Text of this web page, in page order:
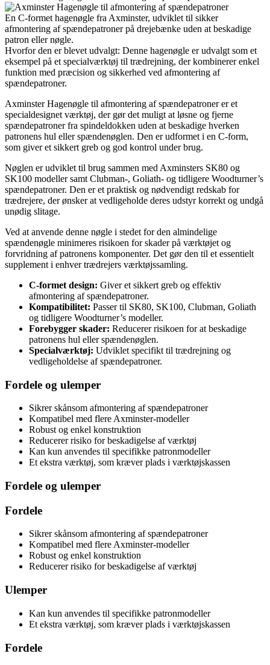
En C-formet hagenøgle fra Axminster, udviklet til sikker
afmontering af spændepatroner på drejebænke uden at beskadige
patron eller nøgle.
Hvorfor den er blevet udvalgt: Denne hagenøgle er udvalgt som et
eksempel på et specialværktøj til trædrejning, der kombinerer enkel
funktion med præcision og sikkerhed ved afmontering af
spændepatroner.
Axminster Hagenøgle til afmontering af spændepatroner er et
specialdesignet værktøj, der gør det muligt at løsne og fjerne
spændepatroner fra spindeldokken uden at beskadige hverken
patronens hul eller spændenøglen. Den er udformet i en C-form,
som giver et sikkert greb og god kontrol under brug.
Nøglen er udviklet til brug sammen med Axminsters SK80 og
SK100 modeller samt Clubman-, Goliath- og tidligere Woodturner’s
spændepatroner. Den er et praktisk og nødvendigt redskab for
trædrejere, der ønsker at vedligeholde deres udstyr korrekt og undgå
unødig slitage.
Ved at anvende denne nøgle i stedet for den almindelige
spændenøgle minimeres risikoen for skader på værktøjet og
forvridning af patronens komponenter. Det gør den til et essentielt
supplement i enhver trædrejers værktøjssamling.
C-formet design: Giver et sikkert greb og effektiv
afmontering af spændepatroner.
Kompatibilitet: Passer til SK80, SK100, Clubman, Goliath
og tidligere Woodturner’s modeller.
Forebygger skader: Reducerer risikoen for at beskadige
patronens hul eller spændenøglen.
Specialværktøj: Udviklet specifikt til trædrejning og
vedligeholdelse af spændepatroner.
Fordele og ulemper
Sikrer skånsom afmontering af spændepatroner
Kompatibel med flere Axminster-modeller
Robust og enkel konstruktion
Reducerer risiko for beskadigelse af værktøj
Kan kun anvendes til specifikke patronmodeller
Et ekstra værktøj, som kræver plads i værktøjskassen
Fordele og ulemper
Fordele
Sikrer skånsom afmontering af spændepatroner
Kompatibel med flere Axminster-modeller
Robust og enkel konstruktion
Reducerer risiko for beskadigelse af værktøj
Ulemper
Kan kun anvendes til specifikke patronmodeller
Et ekstra værktøj, som kræver plads i værktøjskassen
Fordele